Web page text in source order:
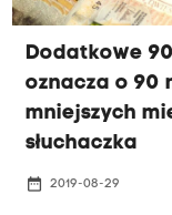
Dodatkowe
oznacza o 90
mniejszych
słuchaczka
date_range 2019-08-29